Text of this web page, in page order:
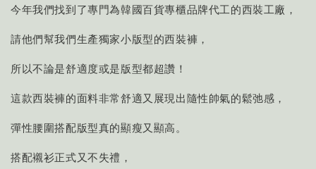
今年我們找到了專門為韓國百貨專櫃品牌代工的西裝工廠，
請他們幫我們生產獨家小版型的西裝褲，
所以不論是舒適度或是版型都超讚！
這款西裝褲的面料非常舒適又展現出隨性帥氣的鬆弛感，
彈性腰圍搭配版型真的顯瘦又顯高。
搭配襯衫正式又不失禮，